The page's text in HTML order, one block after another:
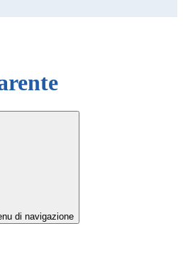
di navigazione